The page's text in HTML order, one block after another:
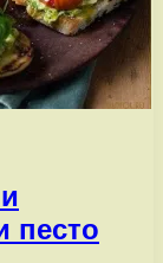
песто